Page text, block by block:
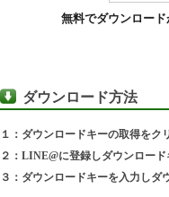
無料でダウンロード
ダウンロード方法
１：ダウンロードキーの取得をク
２：LINE@に登録しダウンロー
３：ダウンロードキーを入力しダ